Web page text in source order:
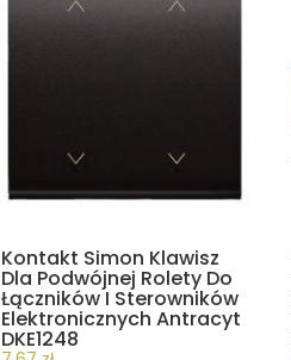
Kontakt Simon Klawisz
Dla Podwójnej Rolety Do
Łączników I Sterowników
Elektronicznych Antracyt
DKE1248